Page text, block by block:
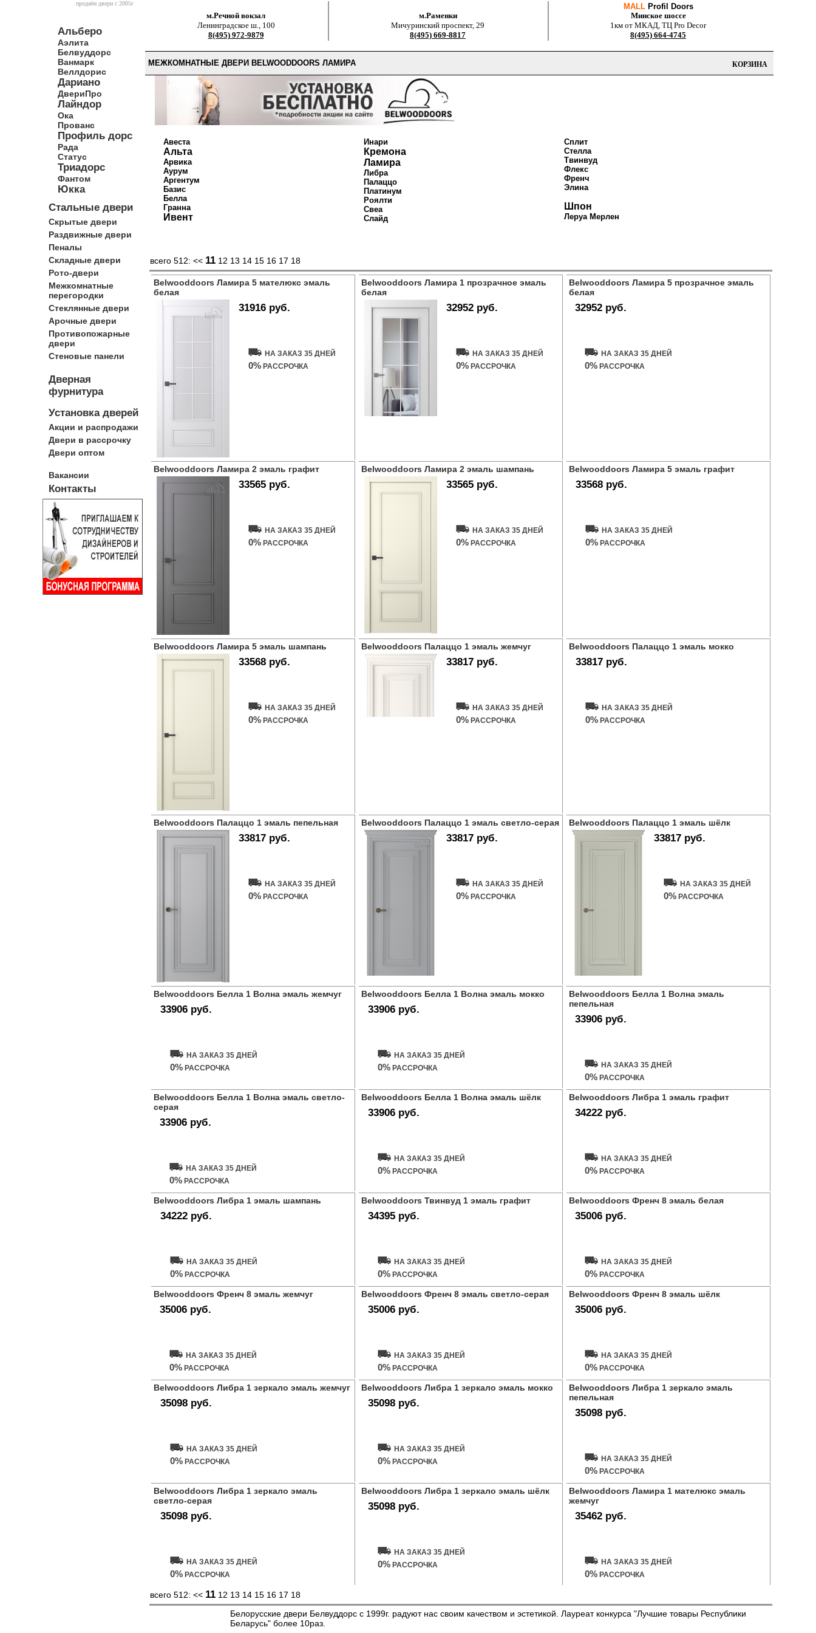
продаём двери c 2005г
Альберо
Аэлита
Белвуддорс
Ванмарк
Веллдорис
Дариано
ДвериПро
Лайндор
Ока
Прованс
Профиль дорс
Рада
Статус
Триадорс
Фантом
Юкка
Стальные двери
Скрытые двери
Раздвижные двери
Пеналы
Складные двери
Рото-двери
Межкомнатные
перегородки
Стеклянные двери
Арочные двери
Противопожарные
двери
Стеновые панели
Дверная
фурнитура
Установка дверей
Акции и распродажи
Двери в рассрочку
Двери оптом
Вакансии
Контакты
м.Речной вокзал
Ленинградское ш., 100
8(495) 972-9879
м.Раменки
Мичуринский проспект, 29
8(495) 669-8817
MALLProfil Doors
Минское шоссе
1км от МКАД, ТЦ Pro Decor
8(495) 664-4745
КОРЗИНА
МЕЖКОМНАТНЫЕ ДВЕРИ BELWOODDOORS ЛАМИРА
Авеста
Альта
Арвика
Аурум
Аргентум
Базис
Белла
Гранна
Ивент
Инари
Кремона
Ламира
Либра
Палаццо
Платинум
Роялти
Свеа
Слайд
Сплит
Стелла
Твинвуд
Флекс
Френч
Элина
Шпон
Леруа Мерлен
всего 512: << 11 12 13 14 15 16 17 18
Belwooddoors Ламира 5 мателюкс эмаль
белая
31916 руб.
НА ЗАКАЗ 35 ДНЕЙ
0% РАССРОЧКА
Belwooddoors Ламира 1 прозрачное эмаль
белая
32952 руб.
НА ЗАКАЗ 35 ДНЕЙ
0% РАССРОЧКА
Belwooddoors Ламира 5 прозрачное эмаль
белая
32952 руб.
НА ЗАКАЗ 35 ДНЕЙ
0% РАССРОЧКА
Belwooddoors Ламира 2 эмаль графит
33565 руб.
НА ЗАКАЗ 35 ДНЕЙ
0% РАССРОЧКА
Belwooddoors Ламира 2 эмаль шампань
33565 руб.
НА ЗАКАЗ 35 ДНЕЙ
0% РАССРОЧКА
Belwooddoors Ламира 5 эмаль графит
33568 руб.
НА ЗАКАЗ 35 ДНЕЙ
0% РАССРОЧКА
Belwooddoors Ламира 5 эмаль шампань
33568 руб.
НА ЗАКАЗ 35 ДНЕЙ
0% РАССРОЧКА
Belwooddoors Палаццо 1 эмаль жемчуг
33817 руб.
НА ЗАКАЗ 35 ДНЕЙ
0% РАССРОЧКА
Belwooddoors Палаццо 1 эмаль мокко
33817 руб.
НА ЗАКАЗ 35 ДНЕЙ
0% РАССРОЧКА
Belwooddoors Палаццо 1 эмаль пепельная
33817 руб.
НА ЗАКАЗ 35 ДНЕЙ
0% РАССРОЧКА
Belwooddoors Палаццо 1 эмаль светло-серая
33817 руб.
НА ЗАКАЗ 35 ДНЕЙ
0% РАССРОЧКА
Belwooddoors Палаццо 1 эмаль шёлк
33817 руб.
НА ЗАКАЗ 35 ДНЕЙ
0% РАССРОЧКА
Belwooddoors Белла 1 Волна эмаль жемчуг
33906 руб.
НА ЗАКАЗ 35 ДНЕЙ
0% РАССРОЧКА
Belwooddoors Белла 1 Волна эмаль мокко
33906 руб.
НА ЗАКАЗ 35 ДНЕЙ
0% РАССРОЧКА
Belwooddoors Белла 1 Волна эмаль
пепельная
33906 руб.
НА ЗАКАЗ 35 ДНЕЙ
0% РАССРОЧКА
Belwooddoors Белла 1 Волна эмаль светло-
серая
33906 руб.
НА ЗАКАЗ 35 ДНЕЙ
0% РАССРОЧКА
Belwooddoors Белла 1 Волна эмаль шёлк
33906 руб.
НА ЗАКАЗ 35 ДНЕЙ
0% РАССРОЧКА
Belwooddoors Либра 1 эмаль графит
34222 руб.
НА ЗАКАЗ 35 ДНЕЙ
0% РАССРОЧКА
Belwooddoors Либра 1 эмаль шампань
34222 руб.
НА ЗАКАЗ 35 ДНЕЙ
0% РАССРОЧКА
Belwooddoors Твинвуд 1 эмаль графит
34395 руб.
НА ЗАКАЗ 35 ДНЕЙ
0% РАССРОЧКА
Belwooddoors Френч 8 эмаль белая
35006 руб.
НА ЗАКАЗ 35 ДНЕЙ
0% РАССРОЧКА
Belwooddoors Френч 8 эмаль жемчуг
35006 руб.
НА ЗАКАЗ 35 ДНЕЙ
0% РАССРОЧКА
Belwooddoors Френч 8 эмаль светло-серая
35006 руб.
НА ЗАКАЗ 35 ДНЕЙ
0% РАССРОЧКА
Belwooddoors Френч 8 эмаль шёлк
35006 руб.
НА ЗАКАЗ 35 ДНЕЙ
0% РАССРОЧКА
Belwooddoors Либра 1 зеркало эмаль жемчуг
35098 руб.
НА ЗАКАЗ 35 ДНЕЙ
0% РАССРОЧКА
Belwooddoors Либра 1 зеркало эмаль мокко
35098 руб.
НА ЗАКАЗ 35 ДНЕЙ
0% РАССРОЧКА
Belwooddoors Либра 1 зеркало эмаль
пепельная
35098 руб.
НА ЗАКАЗ 35 ДНЕЙ
0% РАССРОЧКА
Belwooddoors Либра 1 зеркало эмаль
светло-серая
35098 руб.
НА ЗАКАЗ 35 ДНЕЙ
0% РАССРОЧКА
Belwooddoors Либра 1 зеркало эмаль шёлк
35098 руб.
НА ЗАКАЗ 35 ДНЕЙ
0% РАССРОЧКА
Belwooddoors Ламира 1 мателюкс эмаль
жемчуг
35462 руб.
НА ЗАКАЗ 35 ДНЕЙ
0% РАССРОЧКА
всего 512: << 11 12 13 14 15 16 17 18
Белорусские двери Белвуддорс с 1999г. радуют нас своим качеством и эстетикой. Лауреат конкурса "Лучшие товары Республики
Беларусь" более 10раз.